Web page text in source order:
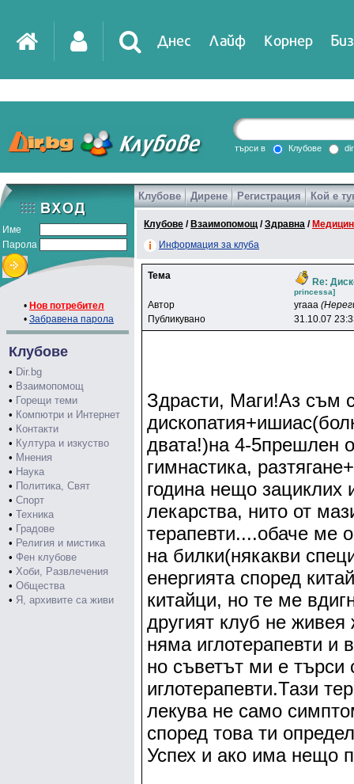
Днес Лайф Корнер
DirTV Impressio
Games
търси в Клубове
Име
Парола
• Нов потребител
• Забравена парола
Клубове
• Dir.bg
• Взаимопомощ
• Горещи теми
• Компютри и Интернет
• Контакти
• Култура и изкуство
• Мнения
• Наука
• Политика, Свят
• Спорт
• Техника
• Градове
• Религия и мистика
• Фен клубове
• Хоби, Развлечения
• Общества
• Я, архивите са живи
Клубове Дирене Регистрация Кой е
Клубове / Взаимопомощ /Здравна /
Информация за клуба
Тема
Re:
princessa]
Автор yraaa
Публикувано
31.10.07
Здрасти, Маги!Аз съм
двата!)на 4-5прешлен
гимнастика,
година нещо зациклих
лекарства, нито от
терапевти....обаче ме
на билки(някакви
енергията според
китайци, но те ме
другият клуб не
няма иглотерапевти
но съветът ми е търси
иглотерапевти.Тази
лекува не само
според това ти
Успех и ако има нещо